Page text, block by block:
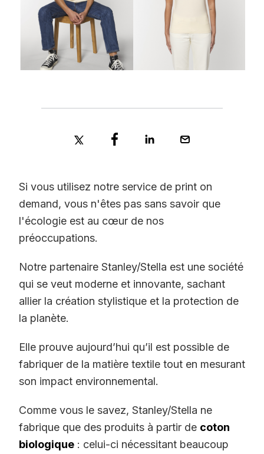
Si vous utilisez notre service de print on
demand, vous n'êtes pas sans savoir que
l'écologie est au cœur de nos
préoccupations.
Notre partenaire Stanley/Stella est une société
qui se veut moderne et innovante, sachant
allier la création stylistique et la protection de
la planète.
Elle prouve aujourd’hui qu’il est possible de
fabriquer de la matière textile tout en mesurant
son impact environnemental.
Comme vous le savez, Stanley/Stella ne
fabrique que des produits à partir de coton
biologique : celui-ci nécessitant beaucoup